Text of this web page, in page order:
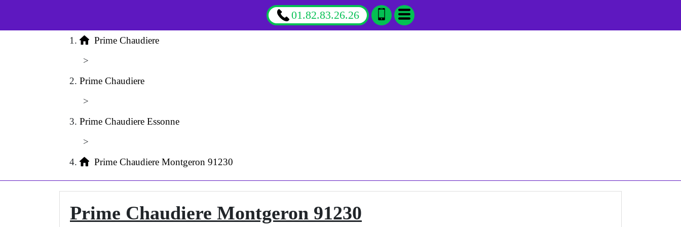
01.82.83.26.26
Prime Chaudiere
>
Prime Chaudiere
>
Prime Chaudiere Essonne
>
Prime Chaudiere Montgeron 91230
Prime Chaudiere Montgeron 91230